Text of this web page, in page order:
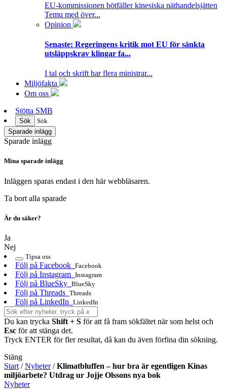
EU-kommissionen bötfäller kinesiska näthandelsjätten
Temu med över...
Opinion
Senaste: Regeringens kritik mot EU för sänkta
utsläppskrav klingar fa...
I tal och skrift har flera ministrar...
Miljöfakta
Om oss
Stötta SMB
Sök
Sök
Sparade inlägg
Sparade inlägg
Mina sparade inlägg
Inläggen sparas endast i den här webbläsaren.
Ta bort alla sparade
Är du säker?
Ja
Nej
Tipsa oss
Följ på Facebook Facebook
Följ på Instagram Instagram
Följ på BlueSky BlueSky
Följ på Threads Threads
Följ på LinkedIn LinkedIn
Du kan trycka Shift + S för att få fram sökfältet när som helst och
Esc för att stänga det.
Tryck ENTER för fler resultat, då kan du även förfina din sökning.
Stäng
Start /Nyheter/Klimatbluffen – hur bra är egentligen Kinas
miljöarbete? Utdrag ur Jojje Olssons nya bok
Nyheter